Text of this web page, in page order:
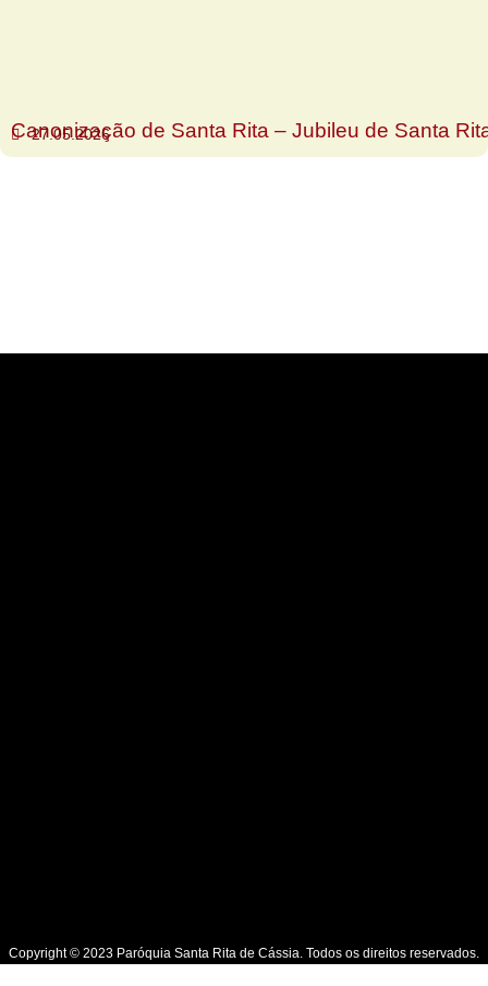
Canonização de Santa Rita – Jubileu de Santa
27.05.2026
Copyright © 2023 Paróquia Santa Rita de Cássia. Todos os direitos reservados.